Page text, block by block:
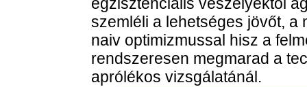
szemléli a lehetséges jövőt, a
naiv optimizmussal hisz a
rendszeresen megmarad a
aprólékos vizsgálatánál.